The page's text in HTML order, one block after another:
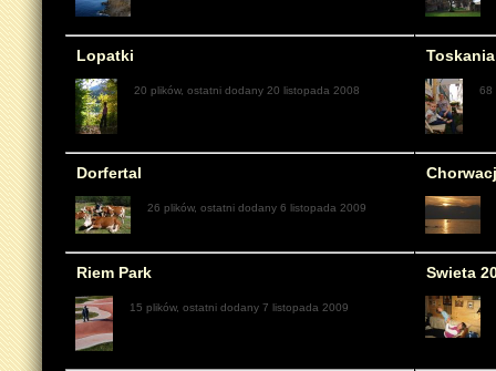
Lopatki
20 plików, ostatni dodany 20 listopada 2008
Toskania
68
Dorfertal
26 plików, ostatni dodany 6 listopada 2009
Riem Park
15 plików, ostatni dodany 7 listopada 2009
Swieta